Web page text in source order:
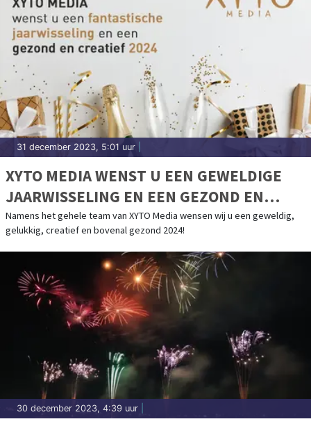
31 december 2023, 5:01 uur
XYTO MEDIA WENST U EEN GEWELDIGE
JAARWISSELING EN EEN GEZOND EN
CREATIEF 2024
Namens het gehele team van XYTO Media wensen wij u een geweldig,
gelukkig, creatief en bovenal gezond 2024!
30 december 2023, 4:39 uur